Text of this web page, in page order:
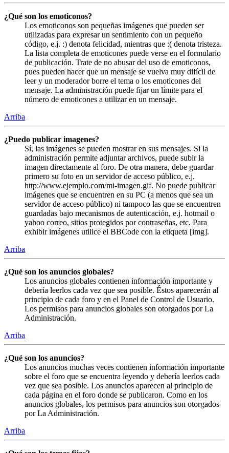
¿Qué son los emoticonos?
Los emoticonos son pequeñas imágenes que pueden ser
utilizadas para expresar un sentimiento con un pequeño
código, e.j. :) denota felicidad, mientras que :( denota tristeza.
La lista completa de emoticones puede verse en el formulario
de publicación. Trate de no abusar del uso de emoticonos,
pues pueden hacer que un mensaje se vuelva muy difícil de
leer y un moderador borre el tema o los emoticones del
mensaje. La administración puede fijar un límite para el
número de emoticones a utilizar en un mensaje.
Arriba
¿Puedo publicar imagenes?
Sí, las imágenes se pueden mostrar en sus mensajes. Si la
administración permite adjuntar archivos, puede subir la
imagen directamente al foro. De otra manera, debe guardar
primero su foto en un servidor de acceso público, e.j.
http://www.ejemplo.com/mi-imagen.gif. No puede publicar
imágenes que se encuentren en su PC (a menos que sea un
servidor de acceso público) ni tampoco las que se encuentren
guardadas bajo mecanismos de autenticación, e.j. hotmail o
yahoo correo, sitios protegidos por contraseñas, etc. Para
exhibir imágenes utilice el BBCode con la etiqueta [img].
Arriba
¿Qué son los anuncios globales?
Los anuncios globales contienen información importante y
debería leerlos cada vez que sea posible. Éstos aparecerán al
principio de cada foro y en el Panel de Control de Usuario.
Los permisos para anuncios globales son otorgados por La
Administración.
Arriba
¿Qué son los anuncios?
Los anuncios muchas veces contienen información importante
sobre el foro que se encuentra leyendo y debería leerlos cada
vez que sea posible. Los anuncios aparecen al principio de
cada página en el foro donde se publicaron. Como en los
anuncios globales, los permisos para anuncios son otorgados
por La Administración.
Arriba